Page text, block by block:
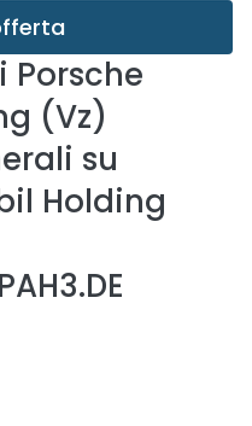
Porsche
(Vz)
su
Holding